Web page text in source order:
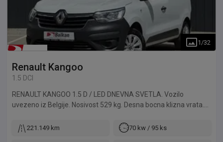
1 /32
Renault Kangoo
1.5 DCI
RENAULT KANGOO 1.5 D / LED DNEVNA SVETLA. Vozilo
uvezeno iz Belgije. Nosivost 529 kg. Desna bocna klizna vrata.
kompletnu registraciju automobila, od tehničkog pregleda do
221.149 km 70 kw / 95 ks